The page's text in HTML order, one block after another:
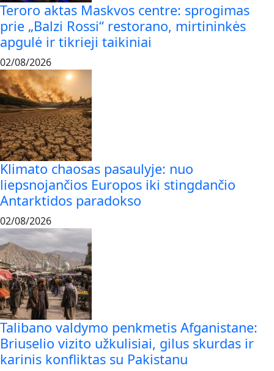
Teroro aktas Maskvos centre: sprogimas
prie „Balzi Rossi“ restorano, mirtininkės
apgulė ir tikrieji taikiniai
02/08/2026
Klimato chaosas pasaulyje: nuo
liepsnojančios Europos iki stingdančio
Antarktidos paradokso
02/08/2026
Talibano valdymo penkmetis Afganistane:
Briuselio vizito užkulisiai, gilus skurdas ir
karinis konfliktas su Pakistanu